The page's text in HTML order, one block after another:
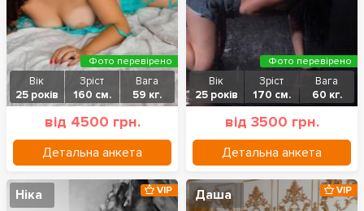
Вік
25 років
Зріст
160 см.
Вага
59 кг.
від 4500 грн.
Детальна анкета
Фото перевірено
Вік
25 років
Зріст
170 см.
Вага
60 кг.
від 3500 грн.
Детальна анкета
Фото перевірено
Ніка VIP Даша VIP